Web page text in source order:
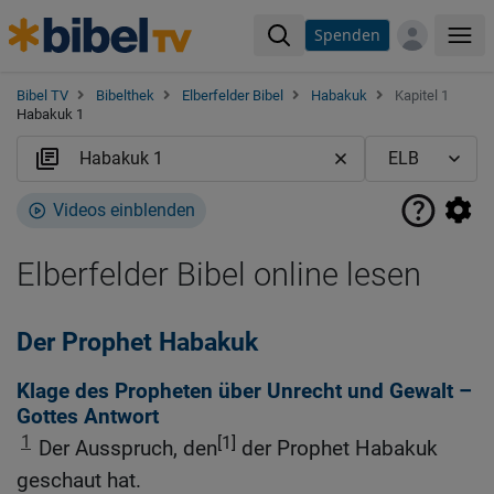
Spenden
Bibel TV Bibelthek Elberfelder Bibel Habakuk
Kapitel 1
Habakuk 1
Videos einblenden
Elberfelder Bibel online lesen
Der Prophet Habakuk
Klage des Propheten über Unrecht und Gewalt –
Gottes Antwort
1 Der Ausspruch, den[1] der Prophet Habakuk
geschaut hat.